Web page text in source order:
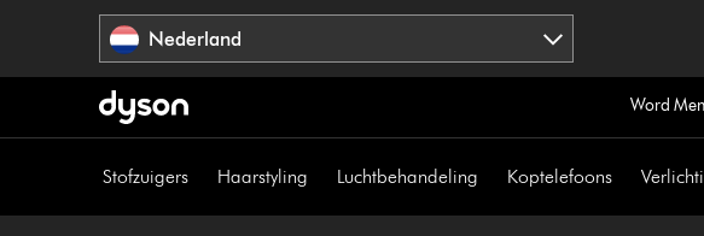
Nederland
Word
Stofzuigers Haarstyling Luchtbehandeling Koptelefoons